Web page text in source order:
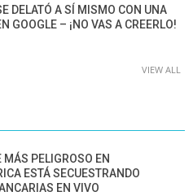
DELATÓ A SÍ MISMO CON UNA
GOOGLE – ¡NO VAS A CREERLO!
VIEW ALL
MÁS PELIGROSO EN
ESTÁ SECUESTRANDO
EN VIVO